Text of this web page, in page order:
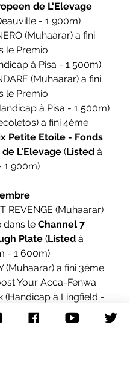
de L'Elevage
- 1 900m)
(Muhaarar) a fini
le Premio
à Pisa - 1 500m)
(Muhaarar) a fini
le Premio
à Pisa - 1 500m)
a fini 4ème
Petite Etoile - Fonds
L'Elevage (Listed à
1 900m)
REVENGE (Muhaarar)
dans le Channel 7
Plate (Listed à
- 1 600m)
(Muhaarar) a fini 3ème
Your Acca-Fenwa
(Handicap à Lingfield -
(Recoletos) a fini 3ème